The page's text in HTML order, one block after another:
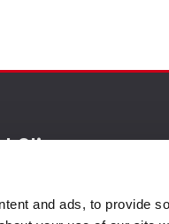
and ads, to provide
Cliente